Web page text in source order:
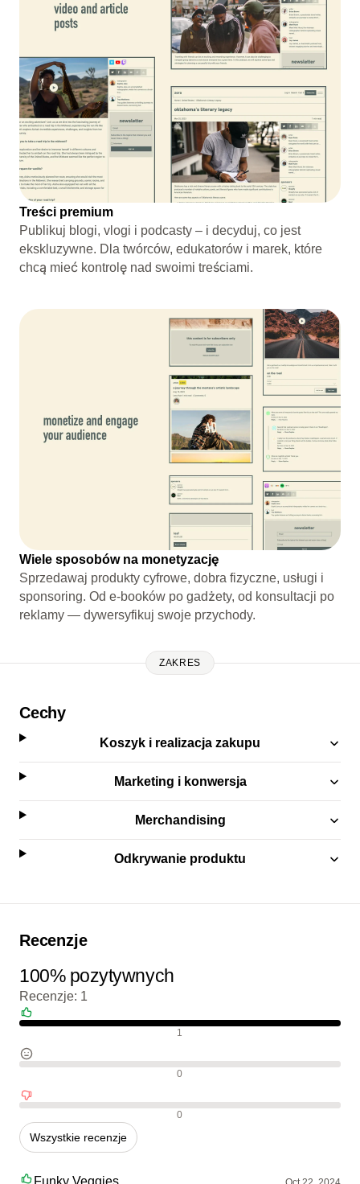
Treści premium
Publikuj blogi, vlogi i podcasty – i decyduj, co jest
ekskluzywne. Dla twórców, edukatorów i marek, które
chcą mieć kontrolę nad swoimi treściami.
Wiele sposobów na monetyzację
Sprzedawaj produkty cyfrowe, dobra fizyczne, usługi i
sponsoring. Od e-booków po gadżety, od konsultacji po
reklamy — dywersyfikuj swoje przychody.
ZAKRES
Cechy
Koszyk i realizacja zakupu
Marketing i konwersja
Merchandising
Odkrywanie produktu
Recenzje
100% pozytywnych
Recenzje: 1
1
0
0
Wszystkie recenzje
Funky Veggies